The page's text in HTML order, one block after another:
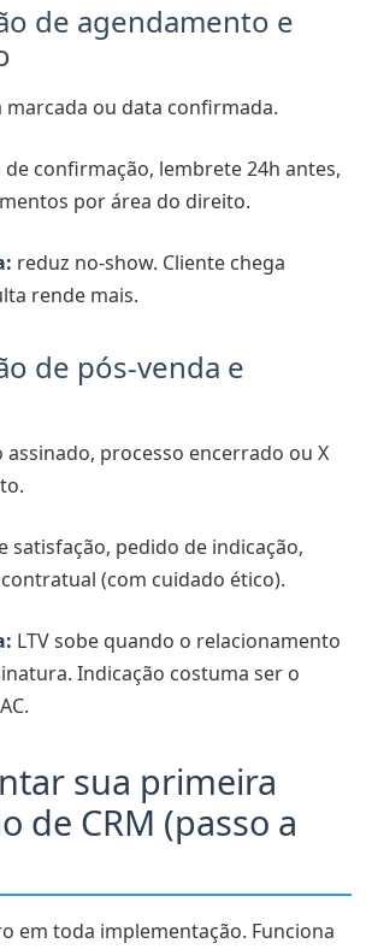
de agendamento e
marcada ou data confirmada.
de confirmação, lembrete 24h antes,
por área do direito.
reduz no-show. Cliente chega
rende mais.
de pós-venda e
processo encerrado ou X
satisfação, pedido de indicação,
(com cuidado ético).
LTV sobe quando o relacionamento
Indicação costuma ser o
sua primeira
de CRM (passo a
em toda implementação. Funciona